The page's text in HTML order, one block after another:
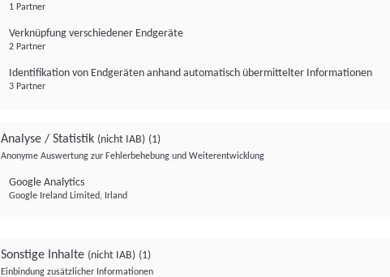
1 Partner
Verknüpfung verschiedener Endgeräte
2 Partner
Identifikation von Endgeräten anhand automatisch übermittelter Informationen
3 Partner
Analyse / Statistik (nicht IAB) (1)
Anonyme Auswertung zur Fehlerbehebung und Weiterentwicklung
Google Analytics
Google Ireland Limited, Irland
Sonstige Inhalte (nicht IAB) (1)
Einbindung zusätzlicher Informationen